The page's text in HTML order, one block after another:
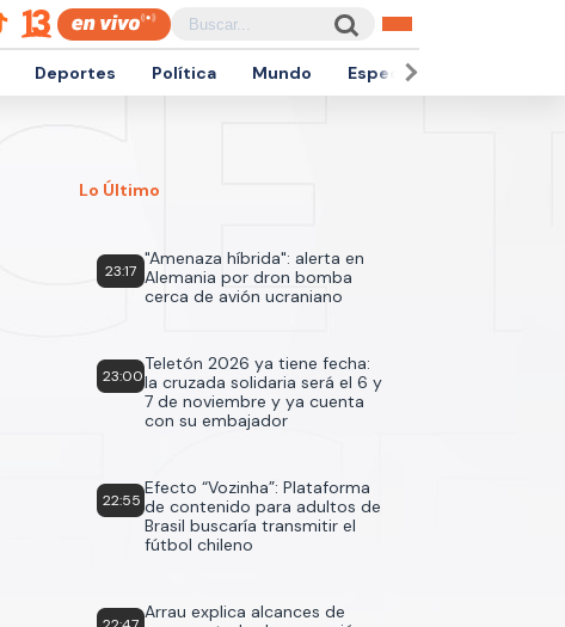
Deportes Política Mundo Espectáculos
Lo Último
23:17
"Amenaza híbrida": alerta en
Alemania por dron bomba
cerca de avión ucraniano
23:00
Teletón 2026 ya tiene fecha:
la cruzada solidaria será el 6 y
7 de noviembre y ya cuenta
con su embajador
22:55
Efecto “Vozinha”: Plataforma
de contenido para adultos de
Brasil buscaría transmitir el
fútbol chileno
Arrau explica alcances de